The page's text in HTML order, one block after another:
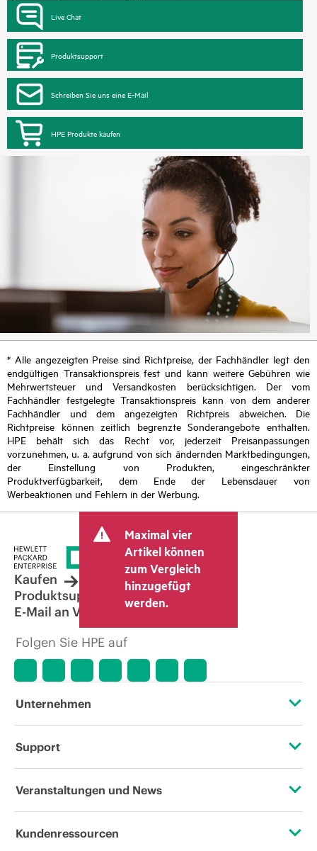
Live Chat
Produktsupport
Schreiben Sie uns eine E-Mail
HPE Produkte kaufen
* Alle angezeigten Preise sind Richtpreise, der Fachhändler legt den
endgültigen Transaktionspreis fest und kann weitere Gebühren wie
Mehrwertsteuer und Versandkosten berücksichtigen. Der vom
Fachhändler festgelegte Transaktionspreis kann von dem anderer
Fachhändler und dem angezeigten Richtpreis abweichen. Die
Richtpreise können zeitlich begrenzte Sonderangebote enthalten.
HPE behält sich das Recht vor, jederzeit Preisanpassungen
vorzunehmen, u. a. aufgrund von sich ändernden Marktbedingungen,
der Einstellung von Produkten, eingeschränkter
Produktverfügbarkeit, dem Ende der Lebensdauer von
Werbeaktionen und Fehlern in der Werbung.
Maximal vier
Artikel können
zum Vergleich
hinzugefügt
werden.
Kaufen
Produktsupport
E-Mail an Vertrieb
Folgen Sie HPE auf
Unternehmen
Über HPE
Unternehmensverantwortung
Support
Operational Support Services
Veranstaltungen und News
Veranstaltungen
Kundenressourcen